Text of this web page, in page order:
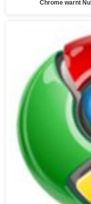
Chrome warnt